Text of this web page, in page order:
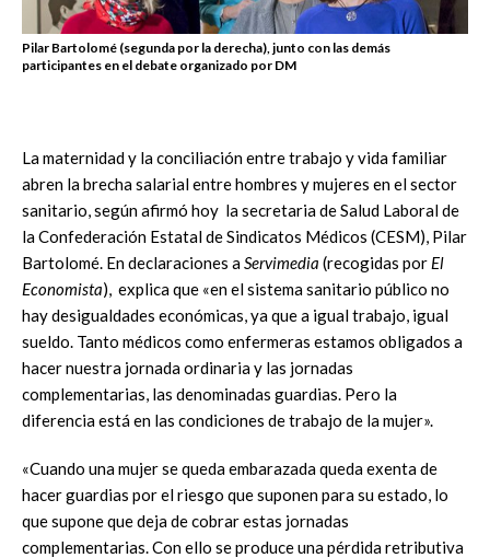
Pilar Bartolomé (segunda por la derecha), junto con las demás
participantes en el debate organizado por DM
La maternidad y la conciliación entre trabajo y vida familiar
abren la brecha salarial entre hombres y mujeres en el sector
sanitario, según afirmó hoy la secretaria de Salud Laboral de
la Confederación Estatal de Sindicatos Médicos (CESM), Pilar
Bartolomé. En declaraciones aServimedia (recogidas por El
Economista), explica que «en el sistema sanitario público no
hay desigualdades económicas, ya que a igual trabajo, igual
sueldo. Tanto médicos como enfermeras estamos obligados a
hacer nuestra jornada ordinaria y las jornadas
complementarias, las denominadas guardias. Pero la
diferencia está en las condiciones de trabajo de la mujer».
«Cuando una mujer se queda embarazada queda exenta de
hacer guardias por el riesgo que suponen para su estado, lo
que supone que deja de cobrar estas jornadas
complementarias. Con ello se produce una pérdida retributiva